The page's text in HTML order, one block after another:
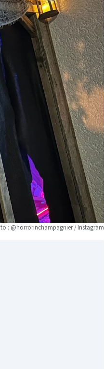
: @horrorinchampagnier / Instagram